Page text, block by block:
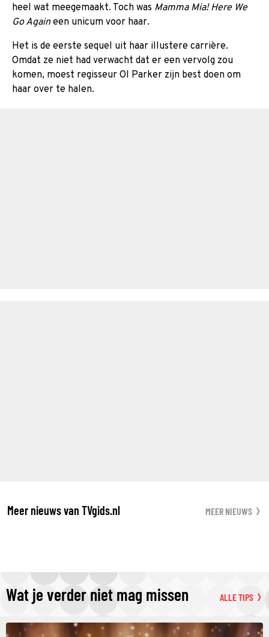
heel wat meegemaakt. Toch was Mamma Mia! Here We
Go Againeen unicum voor haar.
Het is de eerste sequel uit haar illustere carrière.
Omdat ze niet had verwacht dat er een vervolg zou
komen, moest regisseur Ol Parker zijn best doen om
haar over te halen.
Meer nieuws van TVgids.nl MEER NIEUWS
Wat je verder niet mag missen ALLE TIPS